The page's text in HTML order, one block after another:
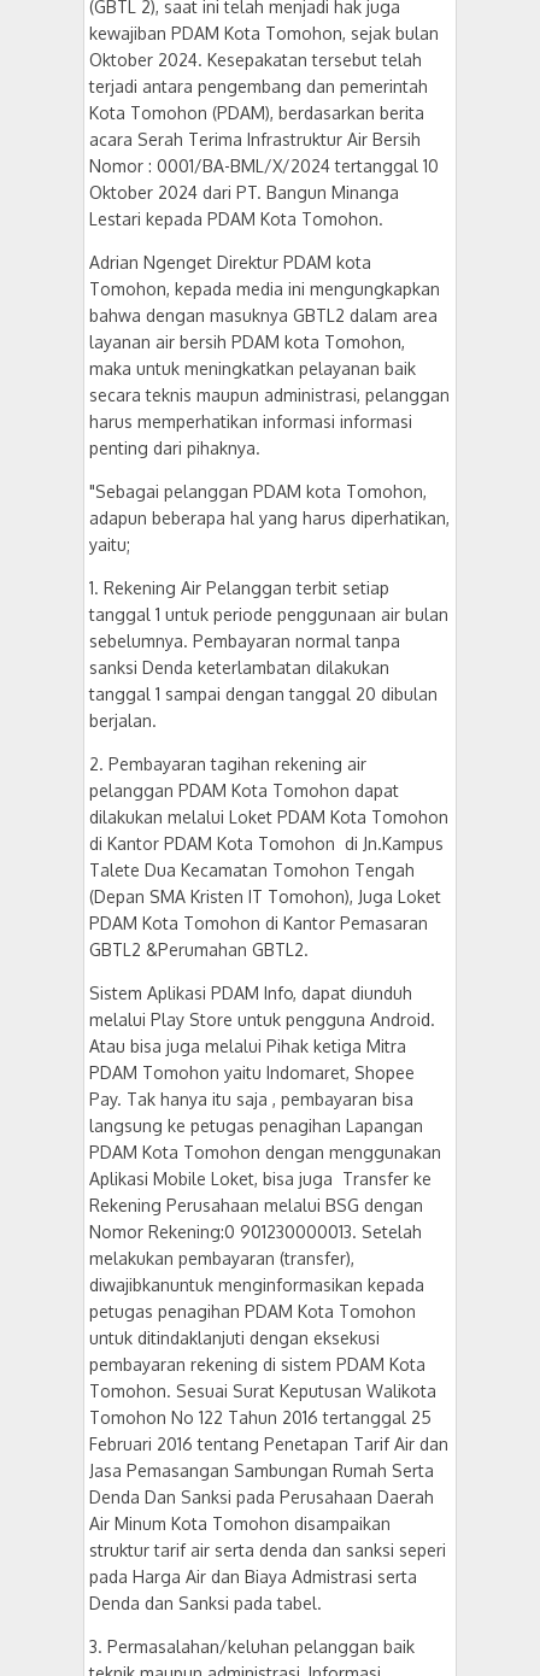
(GBTL 2), saat ini telah menjadi hak juga
kewajiban PDAM Kota Tomohon, sejak bulan
Oktober 2024. Kesepakatan tersebut telah
terjadi antara pengembang dan pemerintah
Kota Tomohon (PDAM), berdasarkan berita
acara Serah Terima Infrastruktur Air Bersih
Nomor : 0001/BA-BML/X/2024 tertanggal 10
Oktober 2024 dari PT. Bangun Minanga
Lestari kepada PDAM Kota Tomohon.
Adrian Ngenget Direktur PDAM kota
Tomohon, kepada media ini mengungkapkan
bahwa dengan masuknya GBTL2 dalam area
layanan air bersih PDAM kota Tomohon,
maka untuk meningkatkan pelayanan baik
secara teknis maupun administrasi, pelanggan
harus memperhatikan informasi informasi
penting dari pihaknya.
"Sebagai pelanggan PDAM kota Tomohon,
adapun beberapa hal yang harus diperhatikan,
yaitu;
1. Rekening Air Pelanggan terbit setiap
tanggal 1 untuk periode penggunaan air bulan
sebelumnya. Pembayaran normal tanpa
sanksi Denda keterlambatan dilakukan
tanggal 1 sampai dengan tanggal 20 dibulan
berjalan.
2. Pembayaran tagihan rekening air
pelanggan PDAM Kota Tomohon dapat
dilakukan melalui Loket PDAM Kota Tomohon
di Kantor PDAM Kota Tomohon di Jn.Kampus
Talete Dua Kecamatan Tomohon Tengah
(Depan SMA Kristen IT Tomohon), Juga Loket
PDAM Kota Tomohon di Kantor Pemasaran
GBTL2 &Perumahan GBTL2.
Sistem Aplikasi PDAM Info, dapat diunduh
melalui Play Store untuk pengguna Android.
Atau bisa juga melalui Pihak ketiga Mitra
PDAM Tomohon yaitu Indomaret, Shopee
Pay. Tak hanya itu saja , pembayaran bisa
langsung ke petugas penagihan Lapangan
PDAM Kota Tomohon dengan menggunakan
Aplikasi Mobile Loket, bisa juga Transfer ke
Rekening Perusahaan melalui BSG dengan
Nomor Rekening:0 901230000013. Setelah
melakukan pembayaran (transfer),
diwajibkanuntuk menginformasikan kepada
petugas penagihan PDAM Kota Tomohon
untuk ditindaklanjuti dengan eksekusi
pembayaran rekening di sistem PDAM Kota
Tomohon. Sesuai Surat Keputusan Walikota
Tomohon No 122 Tahun 2016 tertanggal 25
Februari 2016 tentang Penetapan Tarif Air dan
Jasa Pemasangan Sambungan Rumah Serta
Denda Dan Sanksi pada Perusahaan Daerah
Air Minum Kota Tomohon disampaikan
struktur tarif air serta denda dan sanksi seperi
pada Harga Air dan Biaya Admistrasi serta
Denda dan Sanksi pada tabel.
3. Permasalahan/keluhan pelanggan baik